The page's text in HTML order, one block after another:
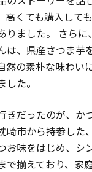
高くても購入して
りました。 さらに
は、県産さつま芋
然の素朴な味わい
た。
きだったのが、か
崎市から持参した
お味をはじめ、シ
で揃えており、家